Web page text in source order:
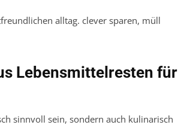
Lebensmittelresten für
sinnvoll sein, sondern auch kulinarisch